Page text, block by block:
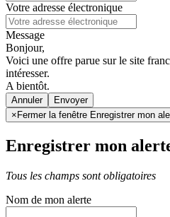
Votre adresse électronique
Message
Bonjour,
Voici une offre parue sur le site
intéresser.
A bientôt.
Annuler
× Fermer la fenêtre Enregistrer mon
Enregistrer mon
Tous les champs sont obligatoires
Nom de mon alerte